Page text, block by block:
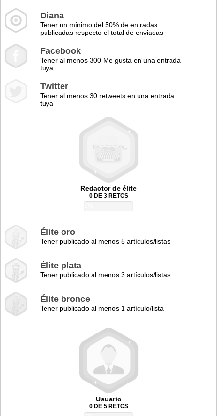
Diana
Tener un mínimo del 50% de entradas
publicadas respecto el total de enviadas
Facebook
Tener al menos 300 Me gusta en una entrada
tuya
Twitter
Tener al menos 30 retweets en una entrada
tuya
Redactor de élite
0 DE 3 RETOS
Élite oro
Tener publicado al menos 5 artículos/listas
Élite plata
Tener publicado al menos 3 artículos/listas
Élite bronce
Tener publicado al menos 1 artículo/lista
Usuario
0 DE 5 RETOS